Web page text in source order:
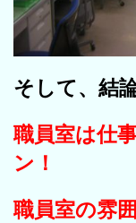
そして、結
職員室は仕
ン！
職員室の雰